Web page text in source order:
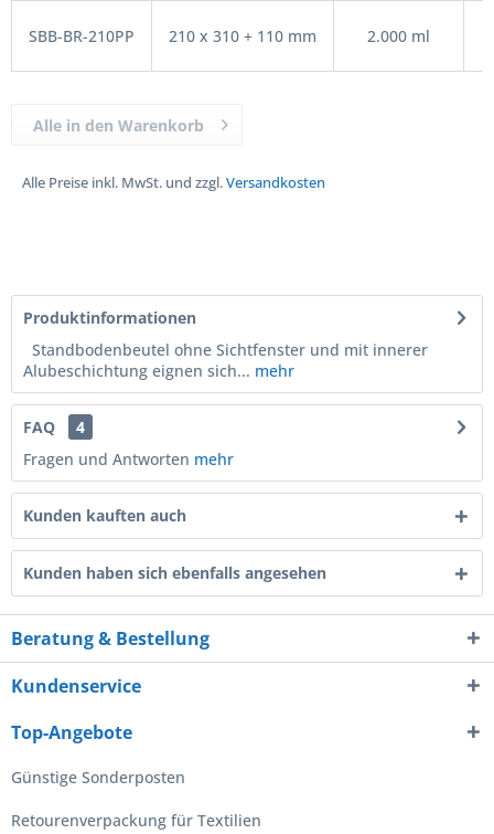
SBB-BR-210PP 210 x 310 + 110 mm 2.000 ml
Alle Preise inkl. MwSt. und zzgl.Versandkosten
Alle in den Warenkorb
Produktinformationen
Standbodenbeutel ohne Sichtfenster und mit innerer
Alubeschichtung eignen sich... mehr
FAQ
4
Fragen und Antworten mehr
Kunden kauften auch
Kunden haben sich ebenfalls angesehen
Beratung & Bestellung
Kundenservice
Top-Angebote
Günstige Sonderposten
Retourenverpackung für Textilien